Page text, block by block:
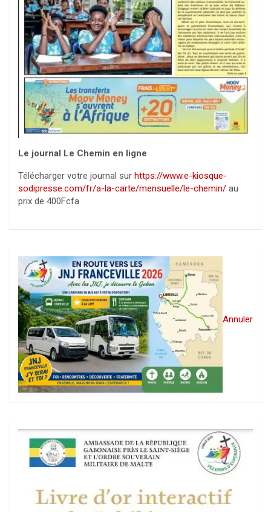
Le journal Le Chemin en ligne
Télécharger votre journal sur https://www.e-kiosque-
sodipresse.com/fr/a-la-carte/mensuelle/le-chemin/ au
prix de 400Fcfa
Annuler